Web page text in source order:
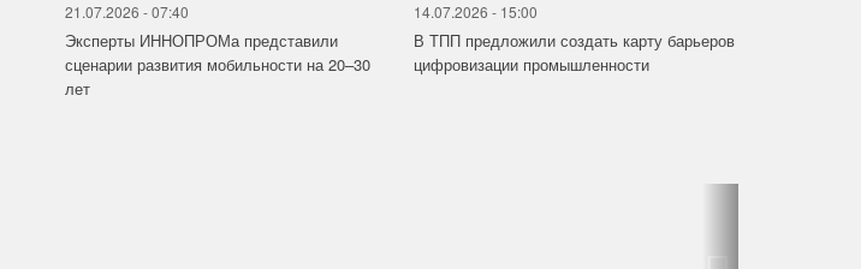
21.07.2026 - 07:40
Эксперты ИННОПРОМа представили
сценарии развития мобильности на 20–30
лет
14.07.2026 - 15:00
В ТПП предложили создать карту барьеров
цифровизации промышленности